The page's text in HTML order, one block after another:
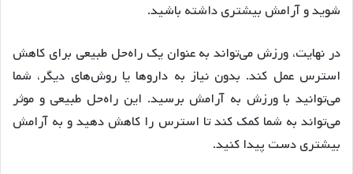
شوید و آرامش بیشتری داشته باشید.
در نهایت، ورزش می‌تواند به عنوان یک راه‌حل طبیعی برای کاهش
استرس عمل کند. بدون نیاز به داروها یا روش‌های دیگر، شما
می‌توانید با ورزش به آرامش برسید. این راه‌حل طبیعی و موثر
می‌تواند به شما کمک کند تا استرس را کاهش دهید و به آرامش
بیشتری دست پیدا کنید.